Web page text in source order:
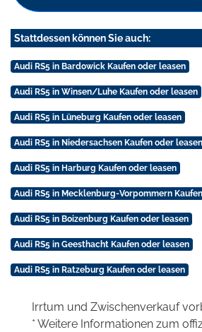
Stattdessen können Sie auch:
Audi RS5 in Bardowick Kaufen oder leasen
Audi RS5 in Winsen/Luhe Kaufen oder leasen
Audi RS5 in Lüneburg Kaufen oder leasen
Audi RS5 in Niedersachsen Kaufen oder leasen
Audi RS5 in Harburg Kaufen oder leasen
Audi RS5 in Mecklenburg-Vorpommern
Audi RS5 in Boizenburg Kaufen oder leasen
Audi RS5 in Geesthacht Kaufen oder leasen
Audi RS5 in Ratzeburg Kaufen oder leasen
Irrtum und Zwischenverkauf
* Weitere Informationen zum